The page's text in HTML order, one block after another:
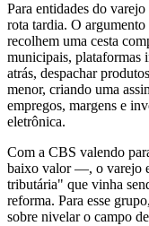
Para entidades do
rota tardia. O
recolhem uma cesta
municipais, plataformas
atrás, despachar
menor, criando uma
empregos, margens e
eletrônica.
Com a CBS valendo
baixo valor —, o varejo
tributária" que vinha
reforma. Para esse
sobre nivelar o campo